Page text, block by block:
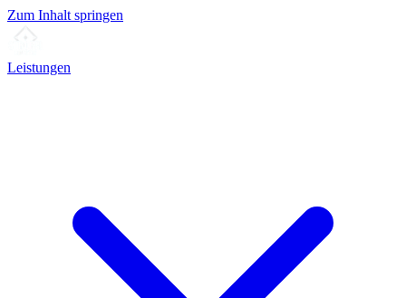
Zum Inhalt springen
Leistungen